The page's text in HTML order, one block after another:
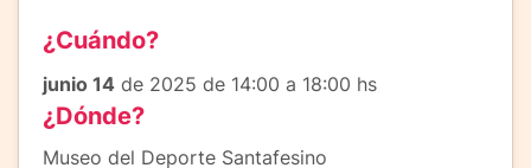
¿Cuándo?
junio 14 de 2025 de 14:00 a 18:00 hs
¿Dónde?
Museo del Deporte Santafesino